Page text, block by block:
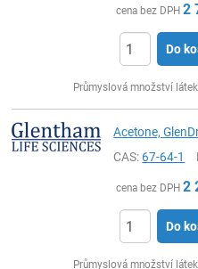
cena bez DPH 2
Do
Průmyslová množství
Acetone,
CAS:67-64-1
cena bez DPH 2
Do
Průmyslová množství